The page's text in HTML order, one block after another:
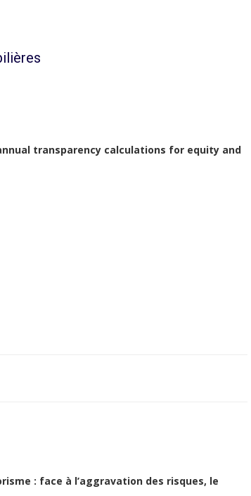
transparency calculations for equity and
: face à l’aggravation des risques, le